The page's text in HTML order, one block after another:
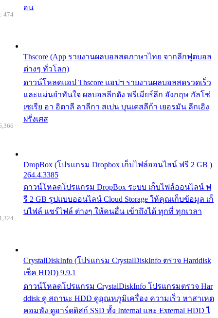
อน
Thscore (App รายงานผลบอลสดภาษาไทย จากลีกฟุตบอล
ต่างๆ ทั่วโลก)
ดาวน์โหลดแอป Thscore แอปฯ รายงานผลบอลสดรวดเร็ว
และแม่นยำทันใจ ผลบอลลีกดัง พรีเมียร์ลีก อังกฤษ กัลโช่
เซเรีย อา อิตาลี ลาลีกา สเปน บุนเดสลีก้า เยอรมัน ลีกเอิง
ฝรั่งเศส
474
DropBox (โปรแกรม Dropbox เก็บไฟล์ออนไลน์ ฟรี 2 GB )
264.4.3385
ดาวน์โหลดโปรแกรม DropBox ระบบ เก็บไฟล์ออนไลน์ ฟ
รี 2 GB รูปแบบออนไลน์ Cloud Storage ให้คุณเก็บข้อมูล เก็
บไฟล์ แชร์ไฟล์ ต่างๆ ให้คนอื่น เข้าถึงได้ ทุกที่ ทุกเวลา
CrystalDiskInfo (โปรแกรม CrystalDiskInfo ตรวจ Harddisk
เช็ค HDD) 9.9.1
ดาวน์โหลดโปรแกรม CrystalDiskInfo โปรแกรมตรวจ Har
ddisk ดู สถานะ HDD ดูอุณหภูมิเครื่อง ความเร็ว หาสาเหต
คอมพัง ดูฮาร์ดดิสก์ SSD ทั้ง Internal และ External HDD ไ